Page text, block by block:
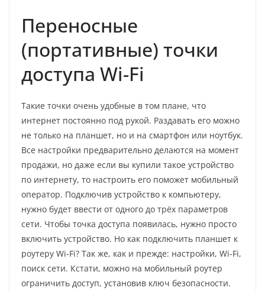
Переносные
(портативные) точки
доступа Wi-Fi
Такие точки очень удобные в том плане, что
интернет постоянно под рукой. Раздавать его можно
не только на планшет, но и на смартфон или ноутбук.
Все настройки предварительно делаются на момент
продажи, но даже если вы купили такое устройство
по интернету, то настроить его поможет мобильный
оператор. Подключив устройство к компьютеру,
нужно будет ввести от одного до трёх параметров
сети. Чтобы точка доступа появилась, нужно просто
включить устройство. Но как подключить планшет к
роутеру Wi-Fi? Так же, как и прежде: настройки, Wi-Fi,
поиск сети. Кстати, можно на мобильный роутер
ограничить доступ, установив ключ безопасности.